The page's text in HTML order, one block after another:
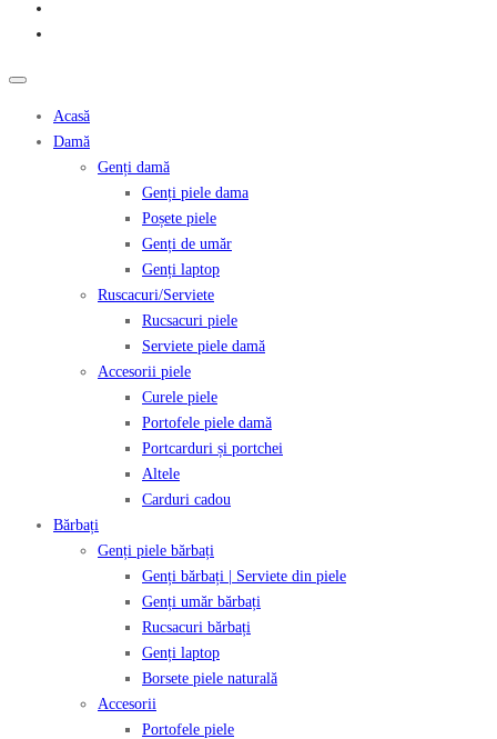
Acasă
Damă
Genți damă
Genți piele dama
Poșete piele
Genți de umăr
Genți laptop
Ruscacuri/Serviete
Rucsacuri piele
Serviete piele damă
Accesorii piele
Curele piele
Portofele piele damă
Portcarduri și portchei
Altele
Carduri cadou
Bărbați
Genți piele bărbați
Genți bărbați | Serviete din piele
Genți umăr bărbați
Rucsacuri bărbați
Genți laptop
Borsete piele naturală
Accesorii
Portofele piele